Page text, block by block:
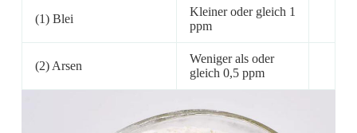
(1) Blei
Kleiner oder gleich 1
ppm
(2) Arsen
Weniger als oder
gleich 0,5 ppm